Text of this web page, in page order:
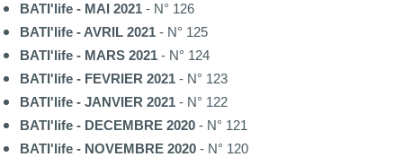
BATI'life - MAI 2021 - N° 126
BATI'life - AVRIL 2021 - N° 125
BATI'life - MARS 2021 - N° 124
BATI'life - FEVRIER 2021 - N° 123
BATI'life - JANVIER 2021 - N° 122
BATI'life - DECEMBRE 2020 - N° 121
BATI'life - NOVEMBRE 2020 - N° 120